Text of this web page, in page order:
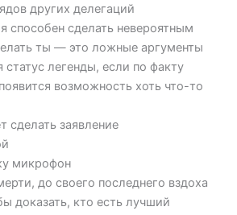
других делегаций
способен сделать невероятным
ты — это ложные аргументы
легенды, если по факту
возможность хоть что-то
сделать заявление
микрофон
до своего последнего вздоха
доказать, кто есть лучший